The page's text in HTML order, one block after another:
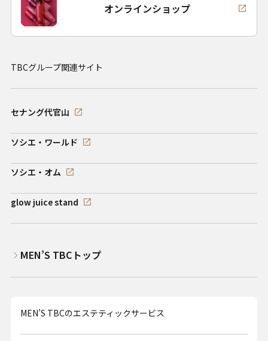
オンラインショップ
TBCグループ関連サイト
セナング代官山
ソシエ・ワールド
ソシエ・オム
glow juice stand
MEN’S TBCトップ
MEN’S TBCのエステティックサービス